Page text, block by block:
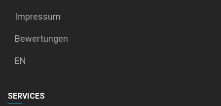
Impressum
Bewertungen
EN
SERVICES